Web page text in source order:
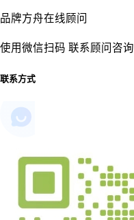
品牌方舟在线顾问
使用微信扫码 联系顾问咨询
联系方式